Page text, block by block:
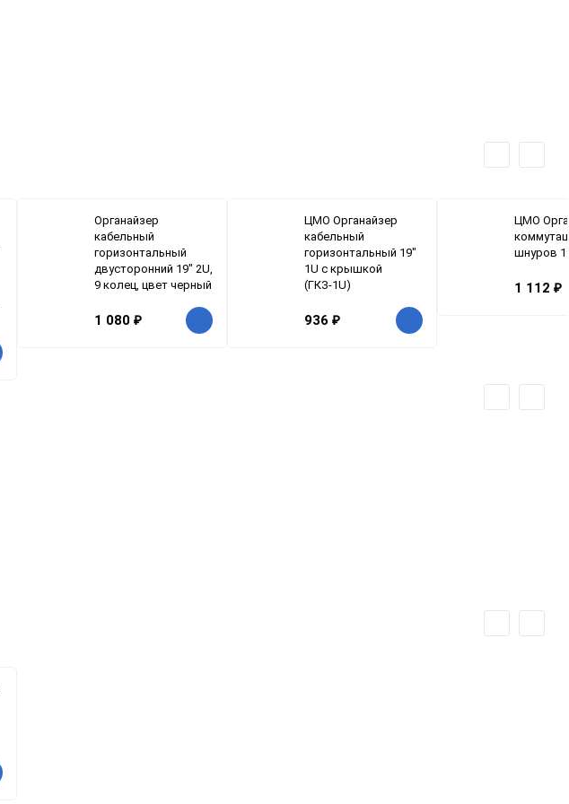
Органайзер
кабельный
горизонтальный
двусторонний 19" 2U,
9 колец, цвет черный
1 080 ₽
ЦМО Органайзер
кабельный
горизонтальный 19"
1U с крышкой
(ГКЗ-1U)
936 ₽
ЦМО
шнуров
1 112 ₽